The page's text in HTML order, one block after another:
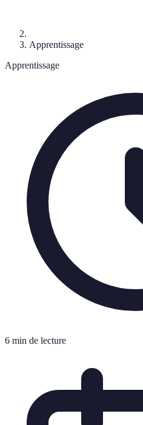
Apprentissage
Apprentissage
6 min de lecture